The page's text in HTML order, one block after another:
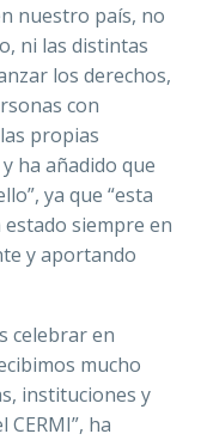
nuestro país, no
ni las distintas
los derechos,
con
propias
ha añadido que
ya que “esta
siempre en
y aportando
celebrar en
mucho
instituciones y
ha